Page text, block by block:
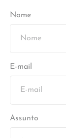
Nome
E-mail
Assunto